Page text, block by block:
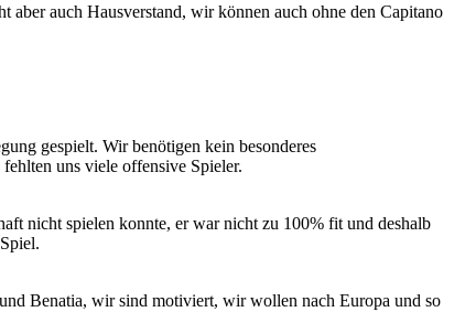
aber auch Hausverstand, wir können auch ohne den Capitano
gespielt. Wir benötigen kein besonderes
uns viele offensive Spieler.
nicht spielen konnte, er war nicht zu 100% fit und deshalb
Benatia, wir sind motiviert, wir wollen nach Europa und so